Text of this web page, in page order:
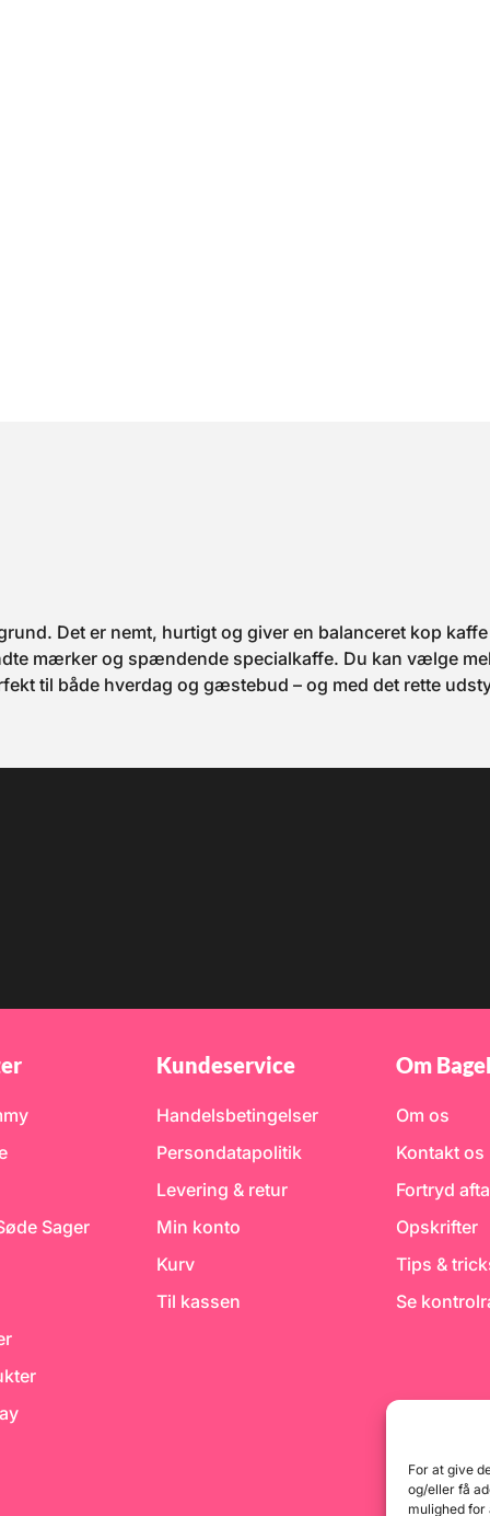
For at give
og/eller få
mulighed
Det er nemt, hurtigt og giver en balanceret kop
mærker og spændende specialkaffe. Du kan vælge
til både hverdag og gæstebud – og med det rette
Sager
Kundeservice
Handelsbetingelser
Persondatapolitik
Levering & retur
Min konto
Kurv
Til kassen
Om
Om os
Kontakt os
Fortryd
Opskrifter
Tips &
Se